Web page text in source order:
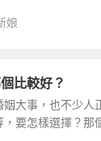
娘
比較好？
大事，也不少人
要怎樣選擇？那